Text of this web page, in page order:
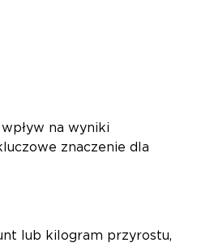
na wyniki
znaczenie dla
lub kilogram przyrostu,